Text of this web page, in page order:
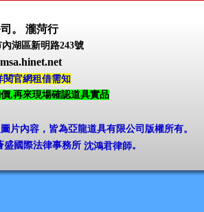
。 瀧菏行
湖區新明路243號
閱官網租借需知
,再來現場確認道具實品
片內容，皆為亞龍道具有限公司版權所有。
盛國際法律事務所 沈鴻君律師。